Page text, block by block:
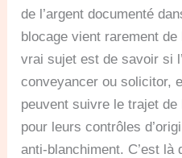
de l’argent documenté
blocage vient rarement
vrai sujet est de savoir si
conveyancer ou solicitor,
peuvent suivre le trajet de
pour leurs contrôles
anti-blanchiment. C’est là